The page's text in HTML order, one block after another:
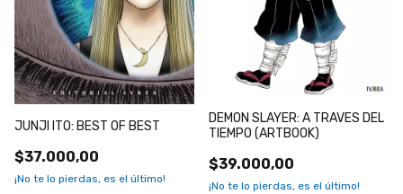
JUNJI ITO: BEST OF BEST
$37.000,00
¡No te lo pierdas, es el último!
DEMON SLAYER: A TRAVES DEL
TIEMPO (ARTBOOK)
$39.000,00
¡No te lo pierdas, es el último!